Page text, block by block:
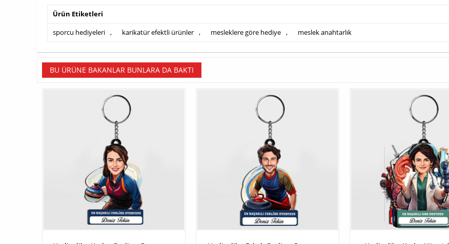
Ürün Etiketleri
sporcu hediyeleri , karikatür efektli ürünler , mesleklere göre hediye , meslek anahtarlık
BU ÜRÜNE BAKANLAR BUNLARA DA BAKTI